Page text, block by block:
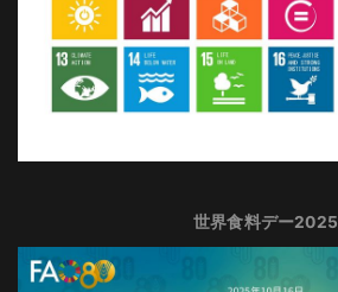
世界食料デー2025